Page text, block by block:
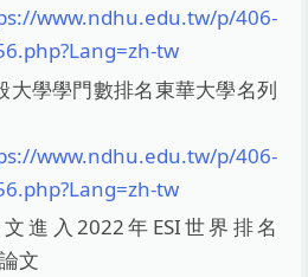
www.ndhu.edu.tw/p/406-
tw
大學學門數排名東華大學名列
www.ndhu.edu.tw/p/406-
tw
進入2022年ESI世界排名
文